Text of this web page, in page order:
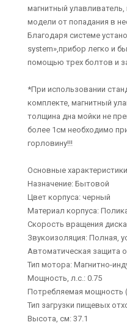
магнитный
модели от попадания в
Благодаря системе
system»,прибор легко и
помощью трех болтов и
*При использовании
комплекте, магнитный
толщина дна мойки не
более 1см необходимо
горловину!!!
Основные характеристики
Назначение: Бытовой
Цвет корпуса: черный
Материал корпуса:
Скорость вращения
Звукоизоляция: Полная,
Автоматическая защита
Тип мотора: Магнитно-
Мощность, л.с.: 0.75
Потребляемая мощность
Тип загрузки пищевых
Высота, см: 37.1